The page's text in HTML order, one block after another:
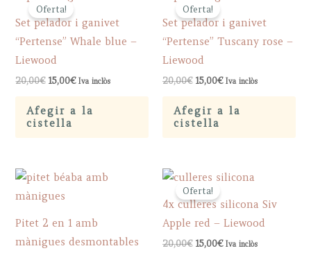
Oferta!
Set pelador i ganivet
“Pertense” Whale blue –
Liewood
20,00€ Original
was:
20,00€.
15,00€Current
is:
15,00€.
Iva inclòs
Afegir a la
cistella
Oferta!
Set pelador i ganivet
“Pertense” Tuscany rose –
Liewood
20,00€ Original
was:
20,00€.
15,00€Current
is:
15,00€.
Iva inclòs
Afegir a la
cistella
Pitet 2 en 1 amb
mànigues desmontables
Oferta!
4x culleres silicona Siv
Apple red – Liewood
20,00€ Original
15,00€Current
Iva inclòs